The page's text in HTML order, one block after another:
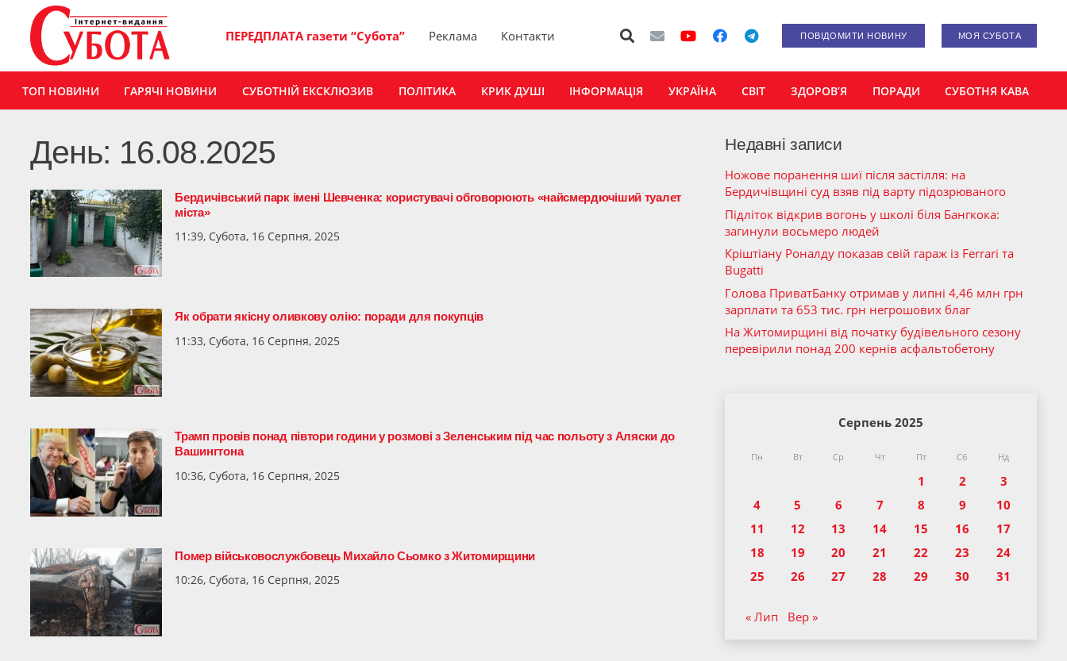
ПЕРЕДПЛАТА газети “Субота” Реклама Контакти ПОВІДОМИТИ НОВИНУ МОЯ СУБОТА
ТОП НОВИНИ ГАРЯЧІ НОВИНИ СУБОТНІЙ ЕКСКЛЮЗИВ ПОЛІТИКА КРИК ДУШІ ІНФОРМАЦІЯ УКРАЇНА СВІТ ЗДОРОВ’Я ПОРАДИ СУБОТНЯ КАВА
День: 16.08.2025
Бердичівський парк імені Шевченка: користувачі обговорюють «найсмердючіший туалет
міста»
11:39, Субота, 16 Серпня, 2025
Як обрати якісну оливкову олію: поради для покупців
11:33, Субота, 16 Серпня, 2025
Трамп провів понад півтори години у розмові з Зеленським під час польоту з Аляски до
Вашингтона
10:36, Субота, 16 Серпня, 2025
Помер військовослужбовець Михайло Сьомко з Житомирщини
10:26, Субота, 16 Серпня, 2025
Недавні записи
Ножове поранення шиї після застілля: на
Бердичівщині суд взяв під варту підозрюваного
Підліток відкрив вогонь у школі біля Бангкока:
загинули восьмеро людей
Кріштіану Роналду показав свій гараж із Ferrari та
Bugatti
Голова ПриватБанку отримав у липні 4,46 млн грн
зарплати та 653 тис. грн негрошових благ
На Житомирщині від початку будівельного сезону
перевірили понад 200 кернів асфальтобетону
Серпень 2025
Пн Вт Ср Чт Пт Сб Нд
1 2
3
4
5 6 7 8 9
10
11
12 13 14 15 16
17
18
19 20 21 22 23
24
25
26 27 28 29 30 31
« Лип Вер »